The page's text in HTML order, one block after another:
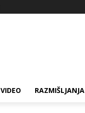
VIDEO RAZMIŠLJANJA